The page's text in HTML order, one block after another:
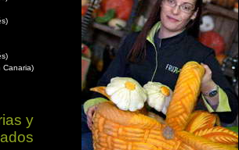
Canaria)
y